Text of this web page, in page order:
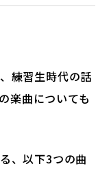
練習生時代の話
楽曲についても
、以下3つの曲